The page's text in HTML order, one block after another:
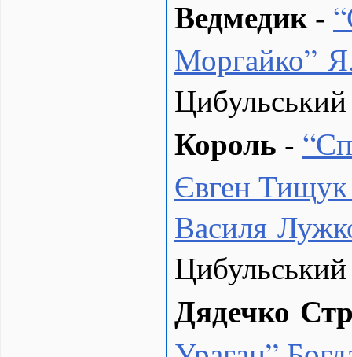
Ведмедик- “
Моргайко”
Король - “
Євген Тищук
Василя
Дядечко